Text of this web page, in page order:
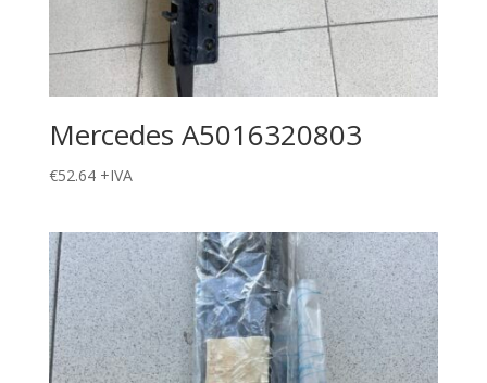
Mercedes A5016320803
€52.64 +IVA